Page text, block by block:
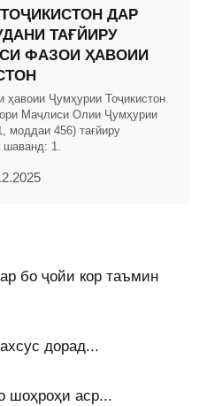
ДАР
ТАҒЙИРУ
ФАЗОИ ҲАВОИИ
Ҷумҳурии Тоҷикистон
Маҷлиси Олии Ҷумҳурии
моддаи 456) тағйиру
шаванд: 1.
бо ҷойи кор таъмин
дорад...
шоҳроҳи аср...